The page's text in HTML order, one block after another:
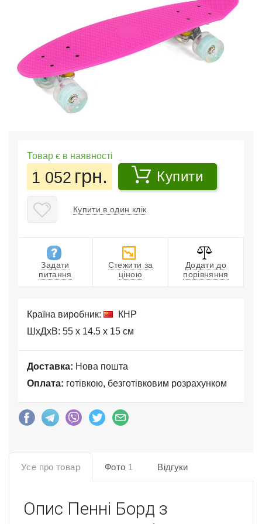
Товар є в наявності
1 052 грн. Купити
Купити в один клік
Задати
питання
Стежити за
ціною
Додати до
порівняння
Країна виробник:
КНР
ШхДхВ: 55 x 14.5 x 15 см
Доставка: Нова пошта
Оплата: готівкою, безготівковим розрахунком
Усе про товар Фото 1 Відгуки
Опис Пенні Борд з